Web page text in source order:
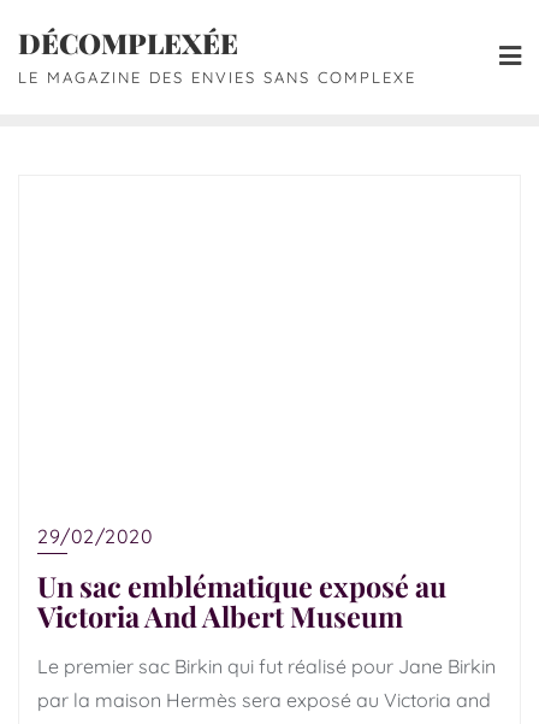
DÉCOMPLEXÉE
LE MAGAZINE DES ENVIES SANS COMPLEXE
29/02/2020
Un sac emblématique exposé au
Victoria And Albert Museum
Le premier sac Birkin qui fut réalisé pour Jane Birkin
par la maison Hermès sera exposé au Victoria and